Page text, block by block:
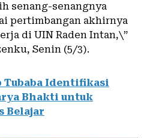
senang-senangnya
pertimbangan akhirnya
di UIN Raden Intan,\”
Senin (5/3).
Tubaba Identifikasi
Bhakti untuk
Belajar